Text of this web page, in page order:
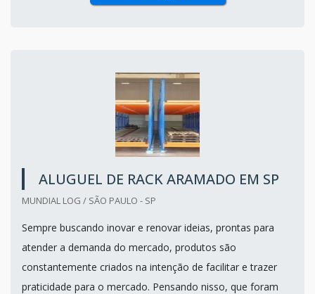
ALUGUEL DE RACK ARAMADO EM SP
MUNDIAL LOG / SÃO PAULO - SP
Sempre buscando inovar e renovar ideias, prontas para
atender a demanda do mercado, produtos são
constantemente criados na intenção de facilitar e trazer
praticidade para o mercado. Pensando nisso, que foram